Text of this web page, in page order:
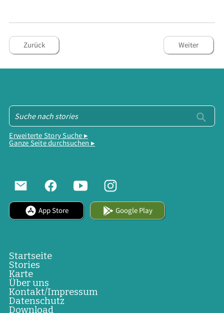
Zurück Weiter
Erweiterte Story Suche ▸
Ganze Seite durchsuchen ▸
App Store Google Play
Startseite
Stories
Karte
Über uns
Kontakt/Impressum
Datenschutz
Download